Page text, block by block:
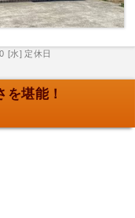
[水] 定休日
堪能！